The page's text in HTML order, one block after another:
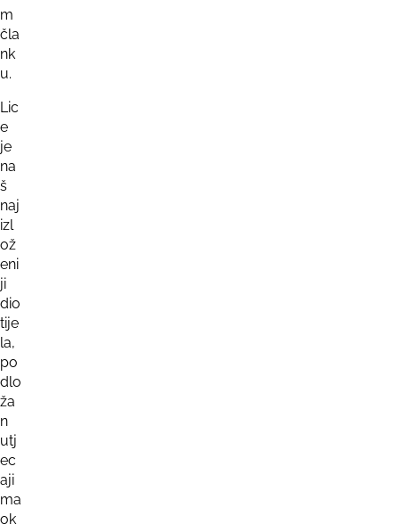
m
čla
nk
u.
Lic
e
je
na
š
naj
izl
ož
eni
ji
dio
tije
la,
po
dlo
ža
n
utj
ec
aji
ma
ok